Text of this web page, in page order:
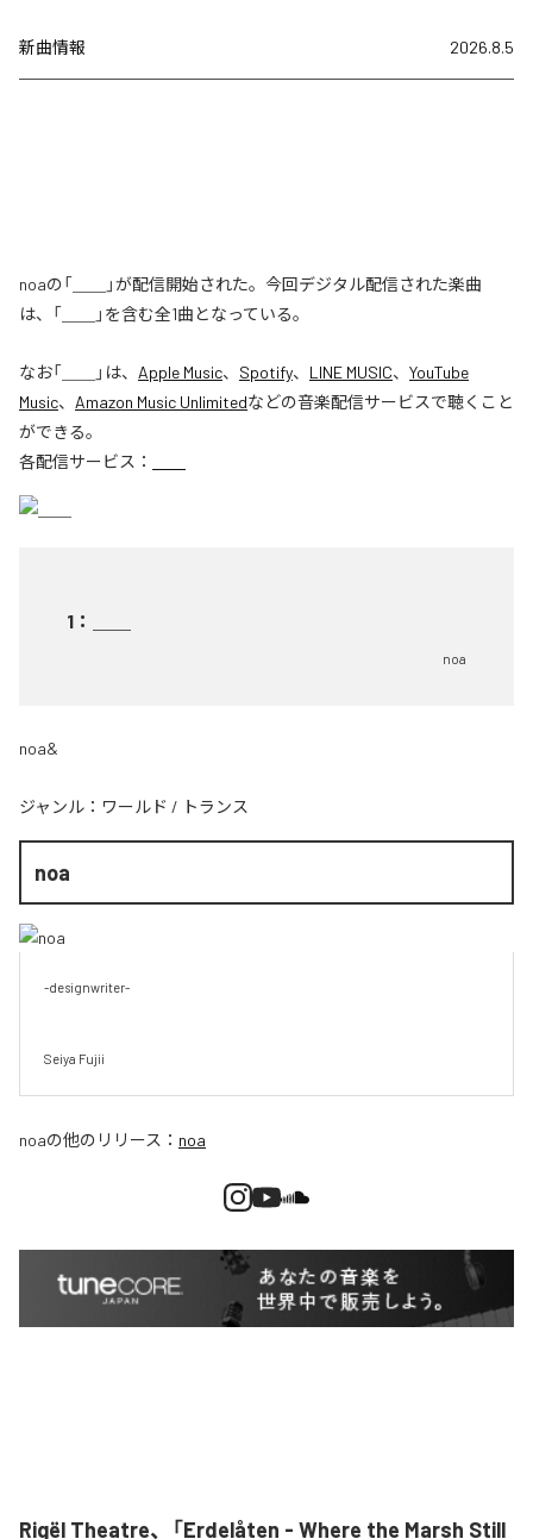
新曲情報 2026.8.5
noaの「＿＿」が配信開始された。今回デジタル配信された楽曲
は、「＿＿」を含む全1曲となっている。
なお「 」は、 Apple Music、 Spotify、 LINE MUSIC、 YouTube
Music、 Amazon Music Unlimitedなどの音楽配信サービスで聴くこと
ができる。
各配信サービス：
1 ：
noa
noa&
ジャンル： ワールド / トランス
noa
-designwriter-
Seiya Fujii
noaの他のリリース： noa
Rigël Theatre、「Erdelåten - Where the Marsh Still